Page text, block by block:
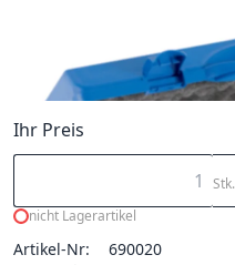
Ihr Preis
Stk.
nicht Lagerartikel
Artikel-Nr:
690020